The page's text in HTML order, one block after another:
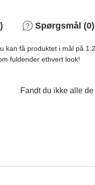
Spørgsmål (0)
få produktet i mål på
fuldender ethvert look!
Fandt du ikke alle